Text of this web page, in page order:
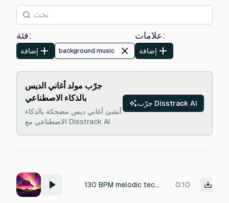
فئة:
إضافة background music
علامات:
إضافة
جرّب مولد أغاني الديس
بالذكاء الاصطناعي
أنشئ أغاني ديس مضحكة بالذكاء
الاصطناعي مع Disstrack AI
جرّب Disstrack AI
130 BPM melodic techno with rising arpeggios in A major, featuring layered synth pads, crisp hi-hats, and a driving bassline, creating a euphoric and uplifting mood, perfect for a cinematic build-up or transition. 0:10